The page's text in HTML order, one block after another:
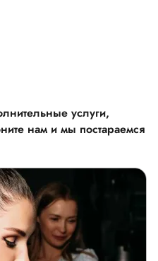
услуги,
нам и мы постараемся